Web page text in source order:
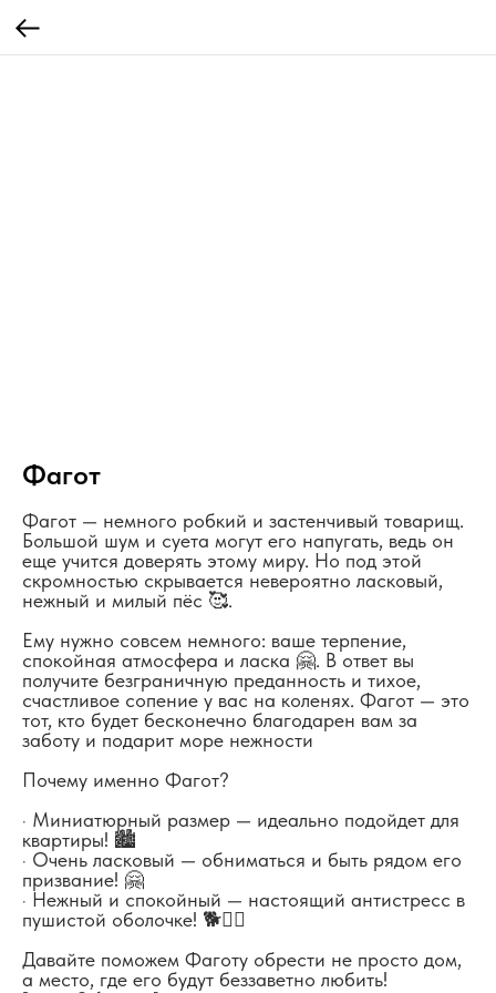
Фагот
Фагот — немного робкий и застенчивый товарищ.
Большой шум и суета могут его напугать, ведь он
еще учится доверять этому миру. Но под этой
скромностью скрывается невероятно ласковый,
нежный и милый пёс 🥰.
Ему нужно совсем немного: ваше терпение,
спокойная атмосфера и ласка 🤗. В ответ вы
получите безграничную преданность и тихое,
счастливое сопение у вас на коленях. Фагот — это
тот, кто будет бесконечно благодарен вам за
заботу и подарит море нежности
Почему именно Фагот?
· Миниатюрный размер — идеально подойдет для
квартиры! 🏙️
· Очень ласковый — обниматься и быть рядом его
призвание! 🤗
· Нежный и спокойный — настоящий антистресс в
пушистой оболочке! 🐕💆‍♀️
Давайте поможем Фаготу обрести не просто дом,
а место, где его будут беззаветно любить!